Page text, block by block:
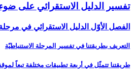
تفسير الدليل الاستقرائي على
الفصل الأوّل الدليل الاستقرائي في
التعريف بطريقتنا في تفسير المرحلة الاستنباطيّة
طريقتنا تتمثّل في أربعة تطبيقات مختلفة تبعاً